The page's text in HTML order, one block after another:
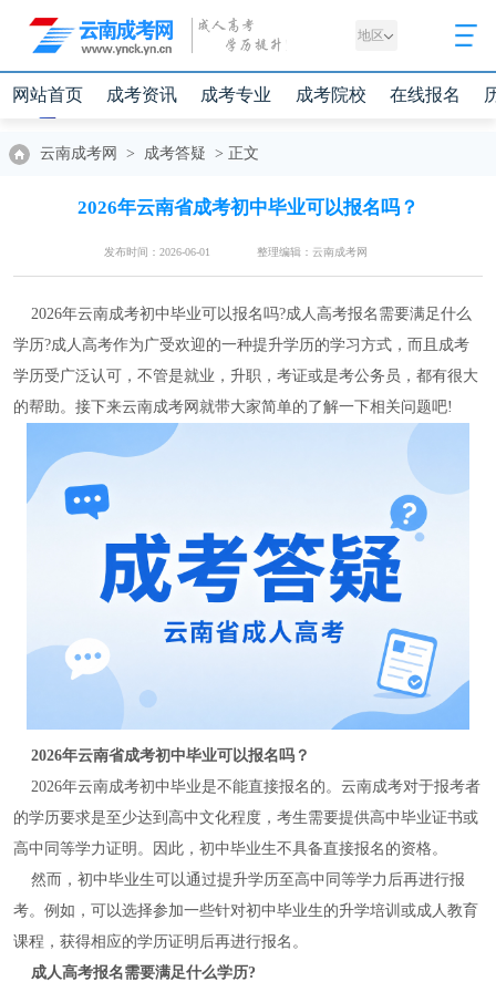
地区
网站首页 成考资讯 成考专业 成考院校 在线报名
云南成考网 > 成考答疑 > 正文
2026年云南省成考初中毕业可以报名吗？
发布时间：2026-06-01 整理编辑：云南成考网
2026年云南成考初中毕业可以报名吗?成人高考报名需要满足什么
学历?成人高考作为广受欢迎的一种提升学历的学习方式，而且成考
学历受广泛认可，不管是就业，升职，考证或是考公务员，都有很大
的帮助。接下来云南成考网就带大家简单的了解一下相关问题吧!
2026年云南省成考初中毕业可以报名吗？
2026年云南成考初中毕业是不能直接报名的。云南成考对于报考者
的学历要求是至少达到高中文化程度，考生需要提供高中毕业证书或
高中同等学力证明。因此，初中毕业生不具备直接报名的资格。
然而，初中毕业生可以通过提升学历至高中同等学力后再进行报
考。例如，可以选择参加一些针对初中毕业生的升学培训或成人教育
课程，获得相应的学历证明后再进行报名。
成人高考报名需要满足什么学历?